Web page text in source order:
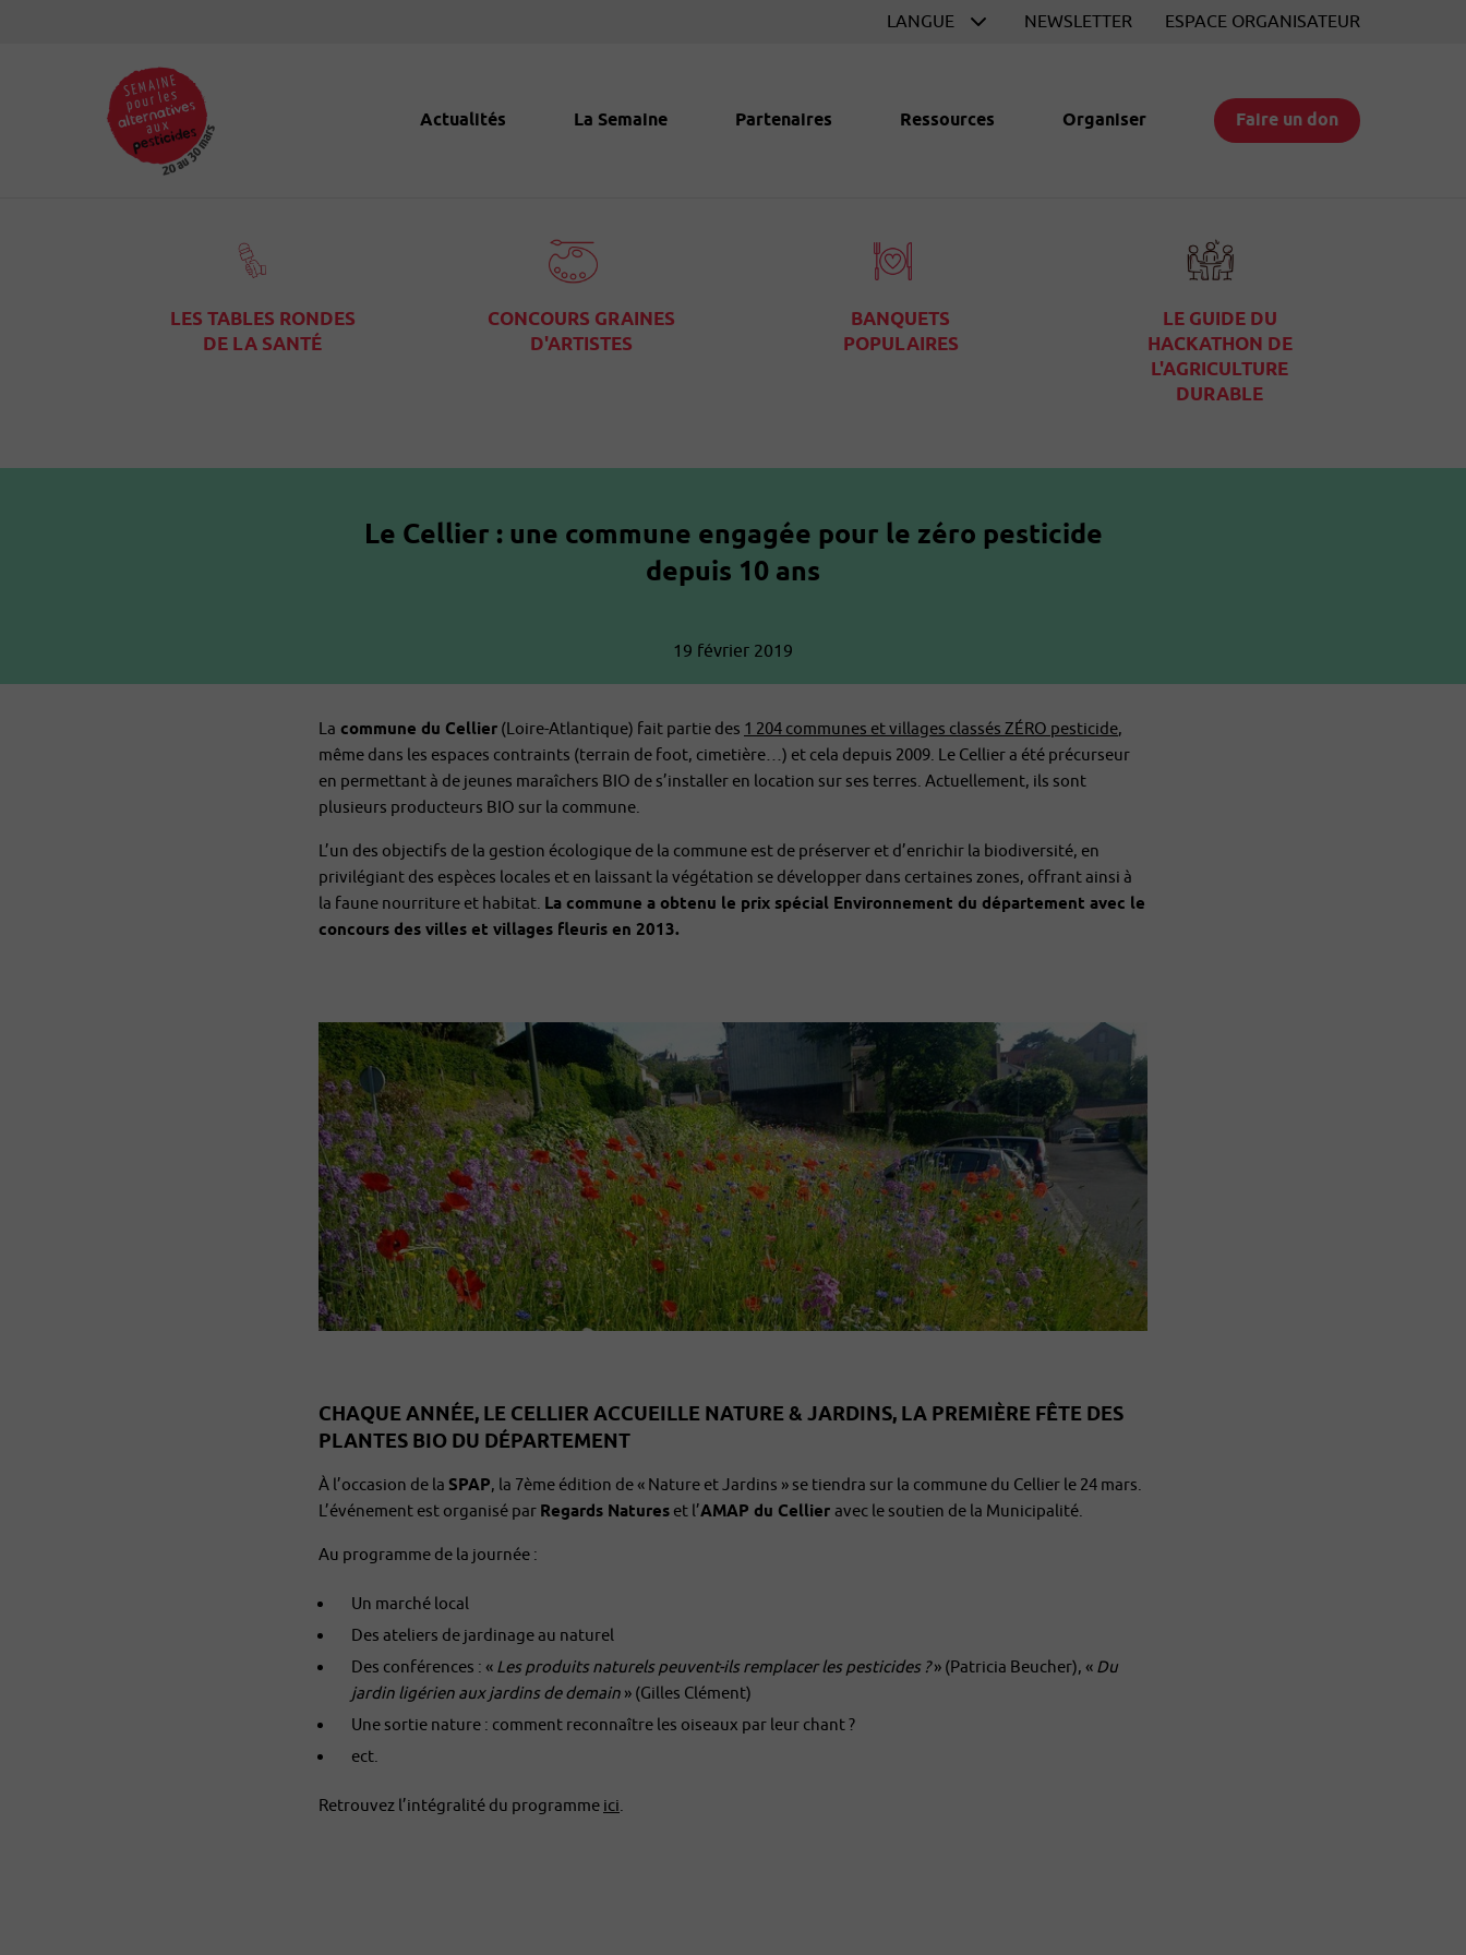
NEWSLETTER ESPACE ORGANISATEUR
Actualités La Semaine Partenaires Ressources Organiser Faire un don
LES TABLES RONDES
DE LA SANTÉ
CONCOURS GRAINES
D'ARTISTES
BANQUETS
POPULAIRES
LE GUIDE DU
HACKATHON DE
L'AGRICULTURE
DURABLE
Le Cellier : une commune engagée pour le zéro pesticide
depuis 10 ans
19 février 2019
La commune du Cellier (Loire-Atlantique) fait partie des 1 204 communes et villages classés ZÉRO pesticide,
même dans les espaces contraints (terrain de foot, cimetière…) et cela depuis 2009. Le Cellier a été précurseur
en permettant à de jeunes maraîchers BIO de s’installer en location sur ses terres. Actuellement, ils sont
plusieurs producteurs BIO sur la commune.
L’un des objectifs de la gestion écologique de la commune est de préserver et d’enrichir la biodiversité, en
privilégiant des espèces locales et en laissant la végétation se développer dans certaines zones, offrant ainsi à
la faune nourriture et habitat. La commune a obtenu le prix spécial Environnement du département avec le
concours des villes et villages fleuris en 2013.
CHAQUE ANNÉE, LE CELLIER ACCUEILLE NATURE & JARDINS, LA PREMIÈRE FÊTE DES
PLANTES BIO DU DÉPARTEMENT
À l’occasion de la SPAP, la 7ème édition de « Nature et Jardins » se tiendra sur la commune du Cellier le 24 mars.
L’événement est organisé par Regards Natures et l’AMAP du Cellier avec le soutien de la Municipalité.
Au programme de la journée :
Un marché local
Des ateliers de jardinage au naturel
Des conférences : « Les produits naturels peuvent-ils remplacer les pesticides ?» (Patricia Beucher), « Du
jardin ligérien aux jardins de demain » (Gilles Clément)
Une sortie nature : comment reconnaître les oiseaux par leur chant ?
ect.
Retrouvez l’intégralité du programme ici.